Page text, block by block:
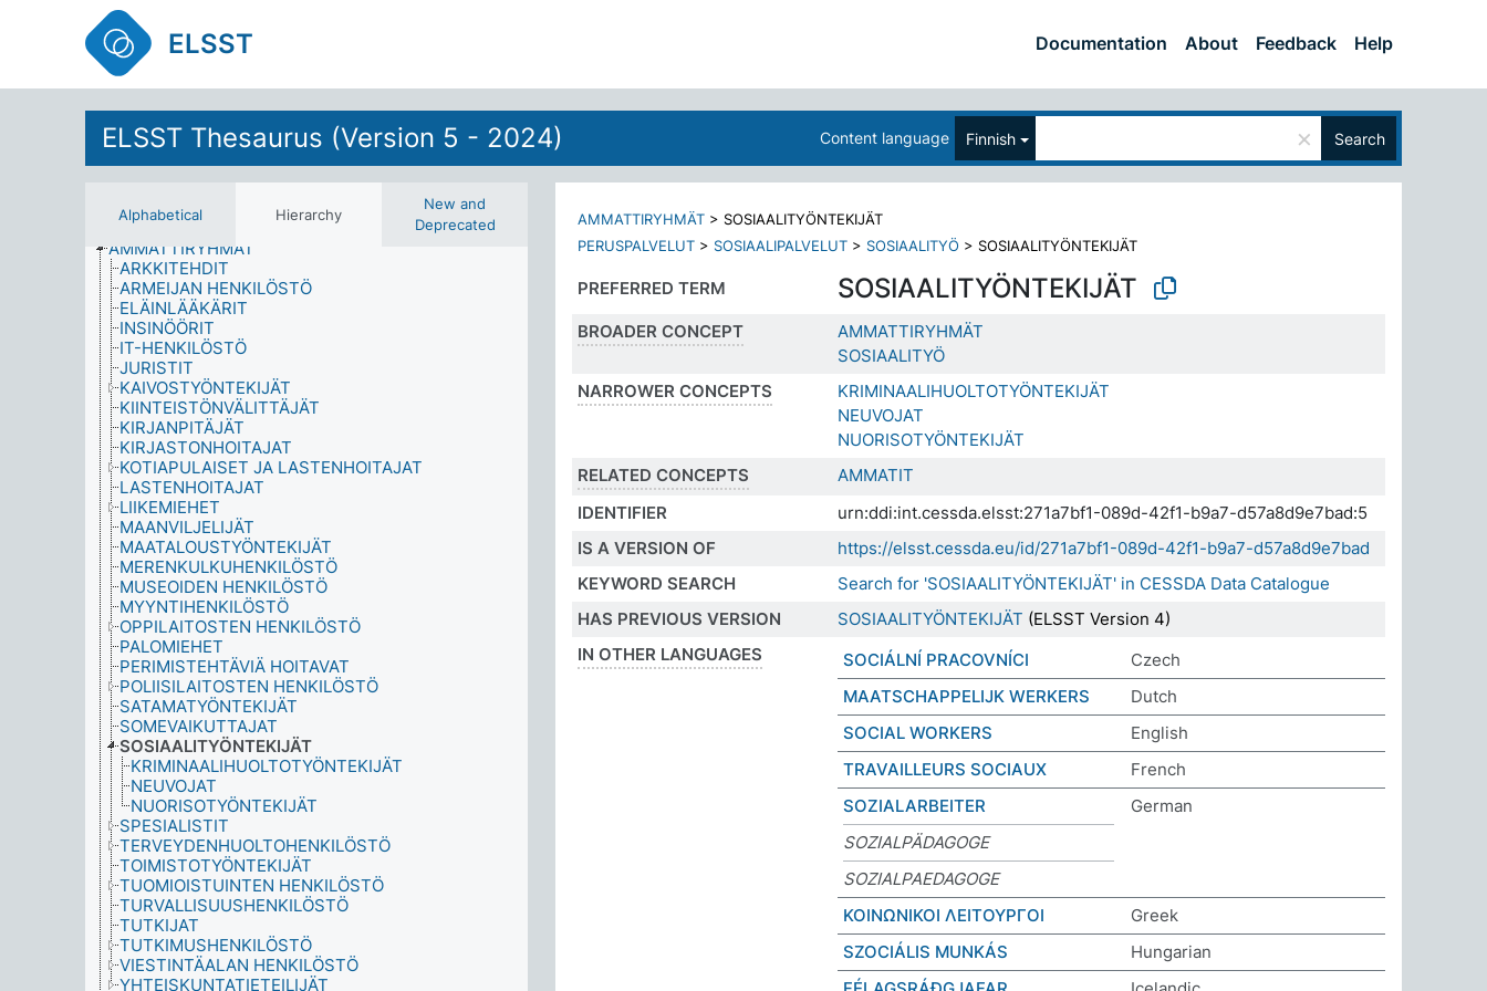
ELSST Documentation About Feedback Help
ELSST Thesaurus (Version 5 - 2024) Content language Finnish × Search
Alphabetical Hierarchy
New and
Deprecated
AIKA
AIKAMENETELMÄT (TUTKIMUS)
AINEISTON ANALYYSI
AINEISTONKERUUMENETELMÄT
AINEISTONKERUUTAVAT
AJO-OPETUS
ALIVUOKRALAISET
AMMATTIRYHMÄT
ARKKITEHDIT
ARMEIJAN HENKILÖSTÖ
ELÄINLÄÄKÄRIT
INSINÖÖRIT
IT-HENKILÖSTÖ
JURISTIT
KAIVOSTYÖNTEKIJÄT
KIINTEISTÖNVÄLITTÄJÄT
KIRJANPITÄJÄT
KIRJASTONHOITAJAT
KOTIAPULAISET JA LASTENHOITAJAT
LASTENHOITAJAT
LIIKEMIEHET
MAANVILJELIJÄT
MAATALOUSTYÖNTEKIJÄT
MERENKULKUHENKILÖSTÖ
MUSEOIDEN HENKILÖSTÖ
MYYNTIHENKILÖSTÖ
OPPILAITOSTEN HENKILÖSTÖ
PALOMIEHET
PERIMISTEHTÄVIÄ HOITAVAT
POLIISILAITOSTEN HENKILÖSTÖ
SATAMATYÖNTEKIJÄT
SOMEVAIKUTTAJAT
SOSIAALITYÖNTEKIJÄT
KRIMINAALIHUOLTOTYÖNTEKIJÄT
NEUVOJAT
NUORISOTYÖNTEKIJÄT
SPESIALISTIT
TERVEYDENHUOLTOHENKILÖSTÖ
TOIMISTOTYÖNTEKIJÄT
TUOMIOISTUINTEN HENKILÖSTÖ
TURVALLISUUSHENKILÖSTÖ
TUTKIJAT
TUTKIMUSHENKILÖSTÖ
VIESTINTÄALAN HENKILÖSTÖ
YHTEISKUNTATIETEILIJÄT
AMMATTIRYHMÄT > SOSIAALITYÖNTEKIJÄT
PERUSPALVELUT > SOSIAALIPALVELUT > SOSIAALITYÖ > SOSIAALITYÖNTEKIJÄT
PREFERRED TERM SOSIAALITYÖNTEKIJÄT
BROADER CONCEPT
AMMATTIRYHMÄT
SOSIAALITYÖ
NARROWER CONCEPTS
KRIMINAALIHUOLTOTYÖNTEKIJÄT
NEUVOJAT
NUORISOTYÖNTEKIJÄT
RELATED CONCEPTS
AMMATIT
IDENTIFIER
urn:ddi:int.cessda.elsst:271a7bf1-089d-42f1-b9a7-d57a8d9e7bad:5
IS A VERSION OF
https://elsst.cessda.eu/id/271a7bf1-089d-42f1-b9a7-d57a8d9e7bad
KEYWORD SEARCH
Search for 'SOSIAALITYÖNTEKIJÄT' in CESSDA Data Catalogue
HAS PREVIOUS VERSION
SOSIAALITYÖNTEKIJÄT (ELSST Version 4)
IN OTHER LANGUAGES
SOCIÁLNÍ PRACOVNÍCI
Czech
MAATSCHAPPELIJK WERKERS
Dutch
SOCIAL WORKERS
English
TRAVAILLEURS SOCIAUX
French
SOZIALARBEITER
German
SOZIALPÄDAGOGE
SOZIALPAEDAGOGE
ΚΟΙΝΩΝΙΚΟΙ ΛΕΙΤΟΥΡΓΟΙ
Greek
SZOCIÁLIS MUNKÁS
Hungarian